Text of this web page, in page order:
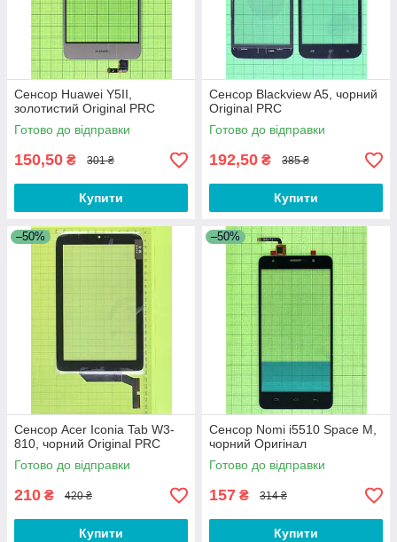
Сенсор Huawei Y5II,
золотистий Original PRC
Готово до відправки
150,50 ₴ 301 ₴
Купити
Сенсор Blackview A5, чорний
Original PRC
Готово до відправки
192,50 ₴ 385 ₴
Купити
–50%
Сенсор Acer Iconia Tab W3-
810, чорний Original PRC
Готово до відправки
210 ₴ 420 ₴
Купити
–50%
Сенсор Nomi i5510 Space M,
чорний Оригінал
Готово до відправки
157 ₴ 314 ₴
Купити